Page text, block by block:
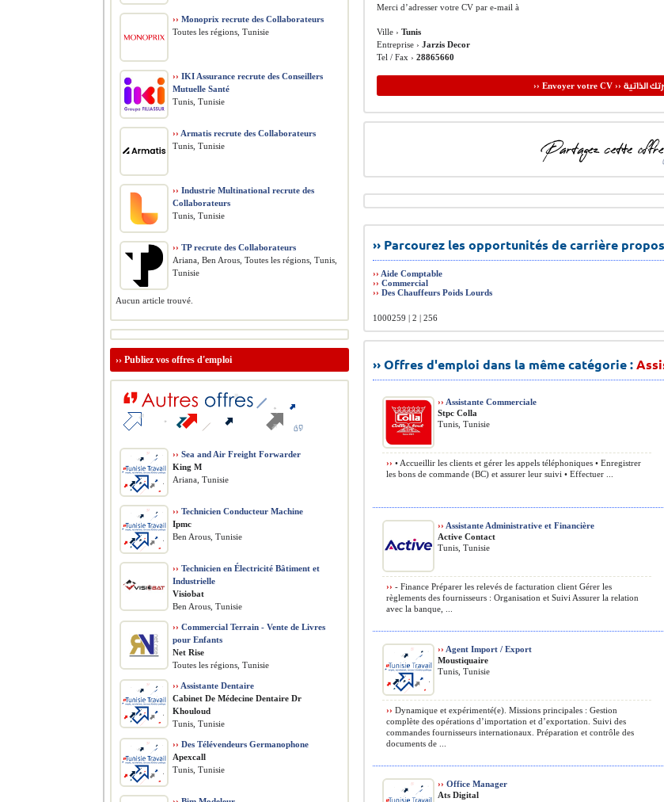
Merci d’adresser votre CV par e-mail à
Ville › Tunis
Entreprise › Jarzis Decor
Tel / Fax › 28865660
›› Envoyer votre CV ›› الذاتية
›› Parcourez les opportunités de carrière
›› Aide Comptable
›› Commercial
›› Des Chauffeurs Poids Lourds
1000259 | 2 | 256
›› Offres d'emploi dans la même catégorie :
›› Assistante Commerciale
Stpc Colla
Tunis, Tunisie
›› • Accueillir les clients et gérer les appels téléphoniques • Enregistrer
les bons de commande (BC) et assurer leur suivi • Effectuer ...
›› Assistante Administrative et Financière
Active Contact
Tunis, Tunisie
›› - Finance Préparer les relevés de facturation client Gérer les
règlements des fournisseurs : Organisation et Suivi Assurer la relation
avec la banque, ...
›› Agent Import / Export
Moustiquaire
Tunis, Tunisie
›› Dynamique et expérimenté(e). Missions principales : Gestion
complète des opérations d’importation et d’exportation. Suivi des
commandes fournisseurs internationaux. Préparation et contrôle des
documents de ...
›› Office Manager
Ats Digital
›› Monoprix recrute des Collaborateurs
Toutes les régions, Tunisie
›› IKI Assurance recrute des Conseillers
Mutuelle Santé
Tunis, Tunisie
›› Armatis recrute des Collaborateurs
Tunis, Tunisie
›› Industrie Multinational recrute des
Collaborateurs
Tunis, Tunisie
›› TP recrute des Collaborateurs
Ariana, Ben Arous, Toutes les régions, Tunis,
Tunisie
Aucun article trouvé.
›› Publiez vos offres d'emploi
›› Sea and Air Freight Forwarder
King M
Ariana, Tunisie
›› Technicien Conducteur Machine
Ipmc
Ben Arous, Tunisie
›› Technicien en Électricité Bâtiment et
Industrielle
Visiobat
Ben Arous, Tunisie
›› Commercial Terrain - Vente de Livres
pour Enfants
Net Rise
Toutes les régions, Tunisie
›› Assistante Dentaire
Cabinet De Médecine Dentaire Dr
Khouloud
Tunis, Tunisie
›› Des Télévendeurs Germanophone
Apexcall
Tunis, Tunisie